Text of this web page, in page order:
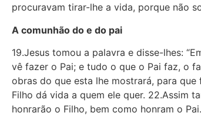
procuravam tirar-lhe a vida, porque não
A comunhão do e do pai
19.Jesus tomou a palavra e disse-lhes:
vê fazer o Pai; e tudo o que o Pai faz, o
obras do que esta lhe mostrará, para
Filho dá vida a quem ele quer. 22.Assim
honrarão o Filho, bem como honram o